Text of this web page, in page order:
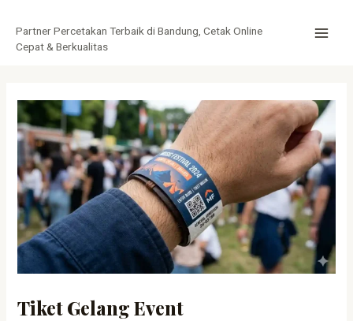
konten
Partner Percetakan Terbaik di Bandung, Cetak Online
Cepat & Berkualitas
Tiket Gelang Event
navigation